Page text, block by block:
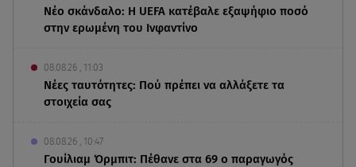
Νέο σκάνδαλο: Η UEFA κατέβαλε εξαψήφιο ποσό
στην ερωμένη του Ινφαντίνο
08.08.26 , 11:03
Νέες ταυτότητες: Πού πρέπει να αλλάξετε τα
στοιχεία σας
08.08.26 , 10:47
Γουίλιαμ Όρμπιτ: Πέθανε στα 69 ο παραγωγός